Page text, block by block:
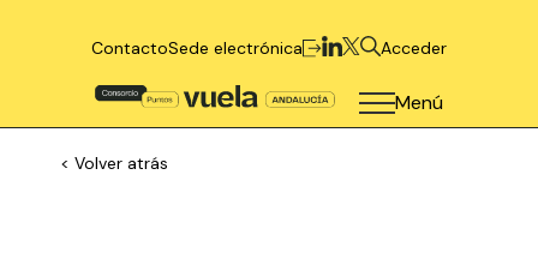
ContactoSede electrónica Acceder
Menú
< Volver atrás